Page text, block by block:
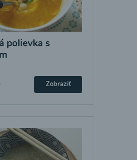
polievka s
Zobraziť